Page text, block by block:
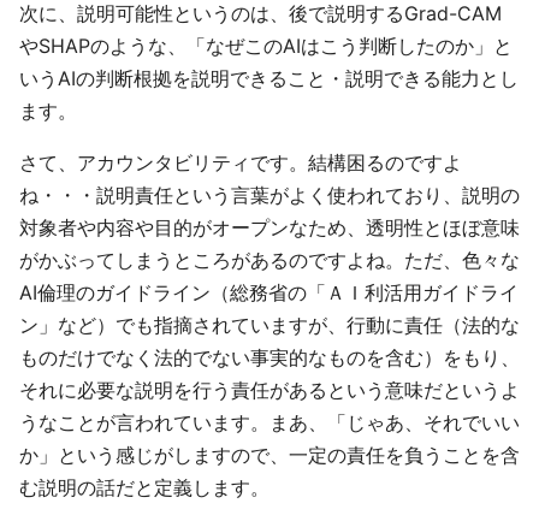
次に、説明可能性というのは、後で説明するGrad-CAM
やSHAPのような、「なぜこのAIはこう判断したのか」と
いうAIの判断根拠を説明できること・説明できる能力とし
ます。
さて、アカウンタビリティです。結構困るのですよ
ね・・・説明責任という言葉がよく使われており、説明の
対象者や内容や目的がオープンなため、透明性とほぼ意味
がかぶってしまうところがあるのですよね。ただ、色々な
AI倫理のガイドライン（総務省の「ＡＩ利活用ガイドライ
ン」など）でも指摘されていますが、行動に責任（法的な
ものだけでなく法的でない事実的なものを含む）をもり、
それに必要な説明を行う責任があるという意味だというよ
うなことが言われています。まあ、「じゃあ、それでいい
か」という感じがしますので、一定の責任を負うことを含
む説明の話だと定義します。